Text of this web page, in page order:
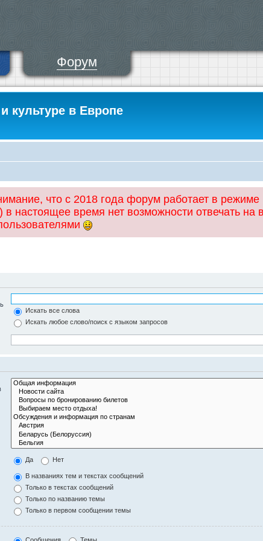
Форум
культуре в Европе
что с 2018 года форум работает в режиме
настоящее время нет возможности отвечать на
Искать все слова
Искать любое слово/поиск с языком запросов
Да Нет
В названиях тем и текстах сообщений
Только в текстах сообщений
Только по названию темы
Только в первом сообщении темы